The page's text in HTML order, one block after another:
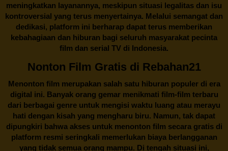
meningkatkan layanannya, meskipun situasi legalitas dan isu
kontroversial yang terus menyertainya. Melalui semangat dan
dedikasi, platform ini berharap dapat terus memberikan
kebahagiaan dan hiburan bagi seluruh masyarakat pecinta
film dan serial TV di Indonesia.
Nonton Film Gratis di Rebahan21
Menonton film merupakan salah satu hiburan populer di era
digital ini. Banyak orang gemar menikmati film-film terbaru
dari berbagai genre untuk mengisi waktu luang atau merayu
hati dengan kisah yang mengharu biru. Namun, tak dapat
dipungkiri bahwa akses untuk menonton film secara gratis di
platform resmi seringkali memerlukan biaya berlangganan
yang tidak semua orang mampu. Di tengah situasi ini,